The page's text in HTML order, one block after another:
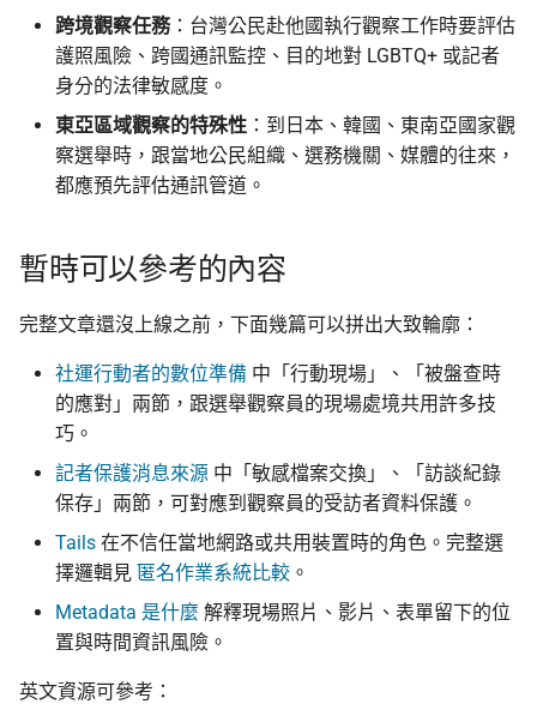
跨境觀察任務：台灣公民赴他國執行觀察工作時要評估
護照風險、跨國通訊監控、目的地對 LGBTQ+ 或記者
身分的法律敏感度。
東亞區域觀察的特殊性 ：到日本、韓國、東南亞國家觀
察選舉時，跟當地公民組織、選務機關、媒體的往來，
都應預先評估通訊管道。
暫時可以參考的內容
完整文章還沒上線之前，下面幾篇可以拼出大致輪廓：
社運行動者的數位準備 中「行動現場」、「被盤查時
的應對」兩節，跟選舉觀察員的現場處境共用許多技
巧。
記者保護消息來源 中「敏感檔案交換」、「訪談紀錄
保存」兩節，可對應到觀察員的受訪者資料保護。
Tails 在不信任當地網路或共用裝置時的角色。完整選
擇邏輯見 匿名作業系統比較 。
Metadata 是什麼 解釋現場照片、影片、表單留下的位
置與時間資訊風險。
英文資源可參考：